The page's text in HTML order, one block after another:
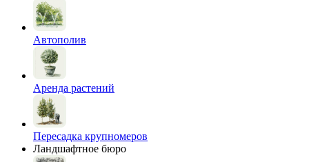
Автополив
Аренда растений
Пересадка крупномеров
Ландшафтное бюро